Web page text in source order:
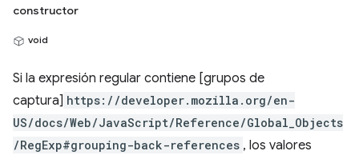
constructor
void
Si la expresión regular contiene [grupos de
captura] https://developer.mozilla.org/en-
US/docs/Web/JavaScript/Reference/Global_Objects
/RegExp#grouping-back-references , los valores